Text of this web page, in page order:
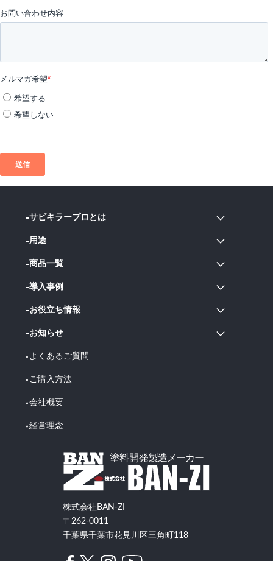
サビキラープロとは
用途
商品一覧
導入事例
お役立ち情報
お知らせ
よくあるご質問
ご購入方法
会社概要
経営理念
株式会社BAN-ZI
〒262-0011
千葉県千葉市花見川区三角町118